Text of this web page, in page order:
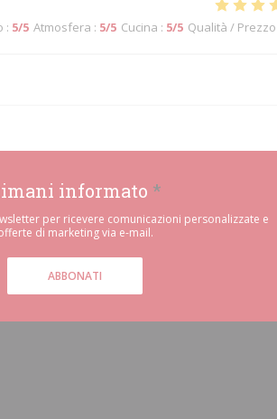
: 5/5 Atmosfera : 5/5 Cucina : 5/5 Qualità / Prezzo
informato *
per ricevere comunicazioni personalizzate e
di marketing via e-mail.
ABBONATI
una nuova finestra))
((apre una nuova finestra))